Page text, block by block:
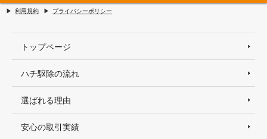
利用規約 プライバシーポリシー
トップページ
ハチ駆除の流れ
選ばれる理由
安心の取引実績